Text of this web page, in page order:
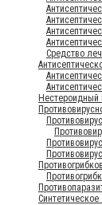
Средство
Нестероидный